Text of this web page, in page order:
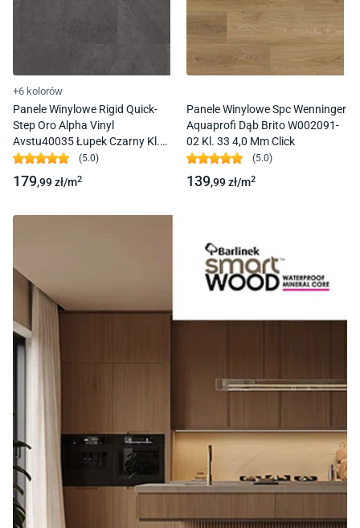
+6 kolorów
Panele Winylowe Rigid Quick-
Step Oro Alpha Vinyl
Avstu40035 Łupek Czarny Kl.
33 4,0 + 1 Mm Click Z
Podkładem
(5.0)
179,99zł/m2
Panele Winylowe Spc Wenninger
Aquaprofi Dąb Brito W002091-
02 Kl. 33 4,0 Mm Click
(5.0)
139,99zł/m2